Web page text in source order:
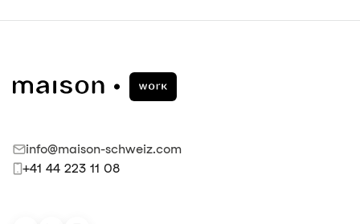
info@maison-schweiz.com
+41 44 223 11 08